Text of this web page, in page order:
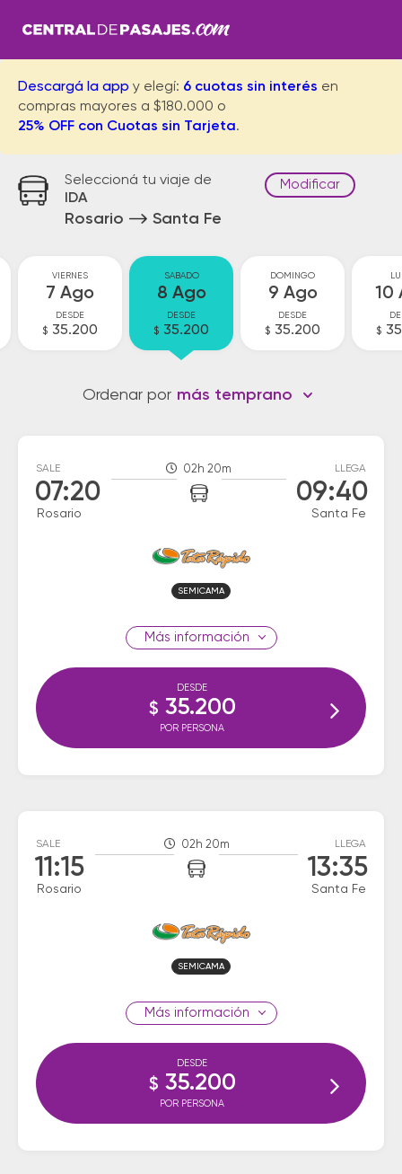
Descargá la app y elegí: 6 cuotas sin interés en
compras mayores a $180.000 o
25% OFF con Cuotas sin Tarjeta.
Seleccioná tu viaje de
IDA
Rosario Santa Fe
Modificar
VIERNES
7 Ago
DESDE
$ 35.200
SABADO
8 Ago
DESDE
$ 35.200
DOMINGO
9 Ago
DESDE
$ 35.200
10
$
Ordenar por más temprano
SALE
07:20
Rosario
02h 20m LLEGA
09:40
Santa Fe
SEMICAMA
información
DESDE
$ 35.200
POR PERSONA
SALE
11:15
Rosario
02h 20m LLEGA
13:35
Santa Fe
SEMICAMA
información
DESDE
$ 35.200
POR PERSONA